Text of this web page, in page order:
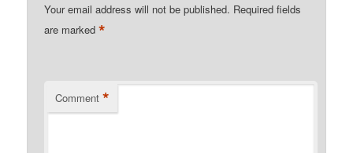
Your email address will not be published. Required fields
are marked*
Comment *